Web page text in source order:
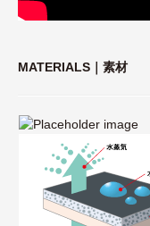
MATERIALS｜素材